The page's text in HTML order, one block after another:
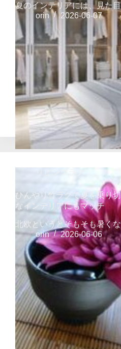
夏のインテリアには、見た
orin
2026-06-07
ひんやり竹ラグで夏を乗り
なインテリアにもマッチ
北欧というとそもそも暑く
orin
2026-06-06